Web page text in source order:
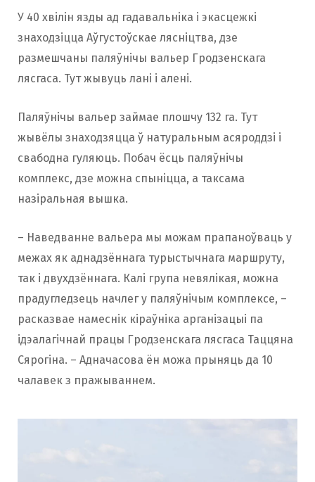
У 40 хвілін язды ад гадавальніка і экасцежкі
знаходзіцца Аўгустоўскае лясніцтва, дзе
размешчаны паляўнічы вальер Гродзенскага
лясгаса. Тут жывуць лані і алені.
Паляўнічы вальер займае плошчу 132 га. Тут
жывёлы знаходзяцца ў натуральным асяроддзі і
свабодна гуляюць. Побач ёсць паляўнічы
комплекс, дзе можна спыніцца, а таксама
назіральная вышка.
– Наведванне вальера мы можам прапаноўваць у
межах як аднадзённага турыстычнага маршруту,
так і двухдзённага. Калі група невялікая, можна
прадугледзець начлег у паляўнічым комплексе, –
расказвае намеснік кіраўніка арганізацыі па
ідэалагічнай працы Гродзенскага лясгаса Таццяна
Сярогіна. – Адначасова ён можа прыняць да 10
чалавек з пражываннем.